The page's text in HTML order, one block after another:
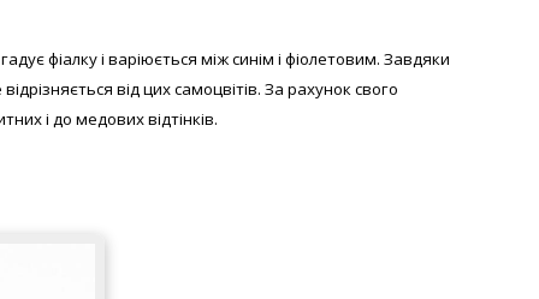
фіалку і варіюється між синім і фіолетовим. Завдяки
від цих самоцвітів. За рахунок свого
і до медових відтінків.